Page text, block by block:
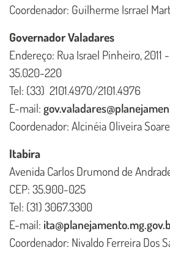
Coordenador: Guilherme Isrrael
Governador Valadares
Endereço: Rua Israel Pinheiro, 2011
35.020-220
Tel: (33) 2101.4970/2101.4976
E-mail:
Coordenador: Alcinéia Oliveira
Itabira
Avenida Carlos Drumond de
CEP: 35.900-025
Tel: (31) 3067.3300
E-mail:
Coordenador: Nivaldo Ferreira Dos